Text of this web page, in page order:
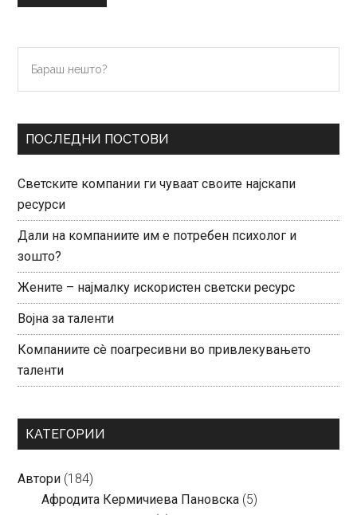
Primary
Sidebar
нешто?
ПОСЛЕДНИ ПОСТОВИ
Светските компании ги чуваат своите најскапи
ресурси
Дали на компаниите им е потребен психолог и
зошто?
Жените – најмалку искористен светски ресурс
Војна за таленти
Компаниите сè поагресивни во привлекувањето
таленти
КАТЕГОРИИ
Автори (184)
Aфродита Кермичиева Пановска (5)